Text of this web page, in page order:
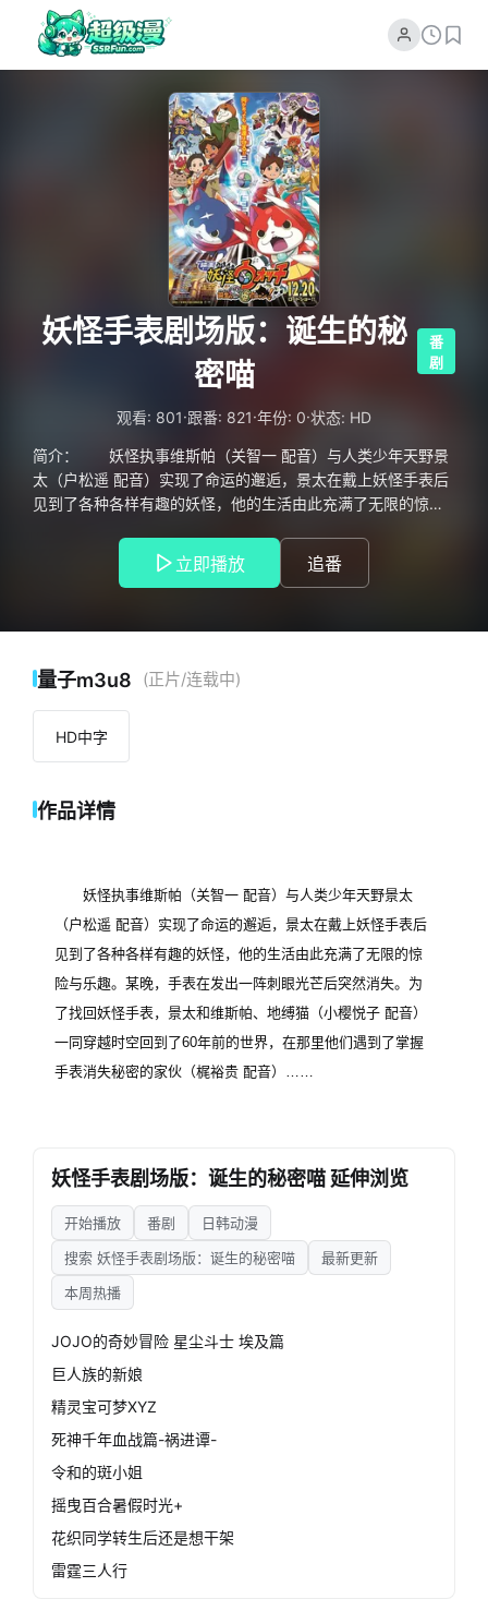
妖怪手表剧场版：诞生的秘
密喵
番
剧
观看: 801·跟番: 821·年份: 0·状态: HD
简介： 妖怪执事维斯帕（关智一 配音）与人类少年天野景
太（户松遥 配音）实现了命运的邂逅，景太在戴上妖怪手表后
见到了各种各样有趣的妖怪，他的生活由此充满了无限的惊险
回妖怪手表，景太和维斯帕、地缚猫（小樱悦子 配音）一同穿
越时空回到了60年前的世界，在那里他们遇到了掌握手表消失
立即播放 追番
量子m3u8 (正片/连载中)
HD中字
作品详情
妖怪执事维斯帕（关智一 配音）与人类少年天野景太
（户松遥 配音）实现了命运的邂逅，景太在戴上妖怪手表后
见到了各种各样有趣的妖怪，他的生活由此充满了无限的惊
险与乐趣。某晚，手表在发出一阵刺眼光芒后突然消失。为
了找回妖怪手表，景太和维斯帕、地缚猫（小樱悦子 配音）
一同穿越时空回到了60年前的世界，在那里他们遇到了掌握
手表消失秘密的家伙（梶裕贵 配音）……
妖怪手表剧场版：诞生的秘密喵 延伸浏览
开始播放 番剧
日韩动漫
搜索 妖怪手表剧场版：诞生的秘密喵
最新更新
本周热播
JOJO的奇妙冒险 星尘斗士 埃及篇
巨人族的新娘
精灵宝可梦XYZ
死神千年血战篇-祸进谭-
令和的斑小姐
摇曳百合暑假时光+
花织同学转生后还是想干架
雷霆三人行